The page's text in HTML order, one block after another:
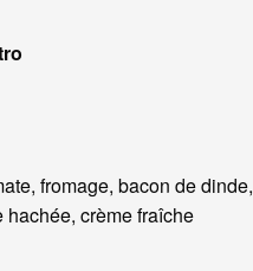
fromage, bacon de dinde,
crème fraîche